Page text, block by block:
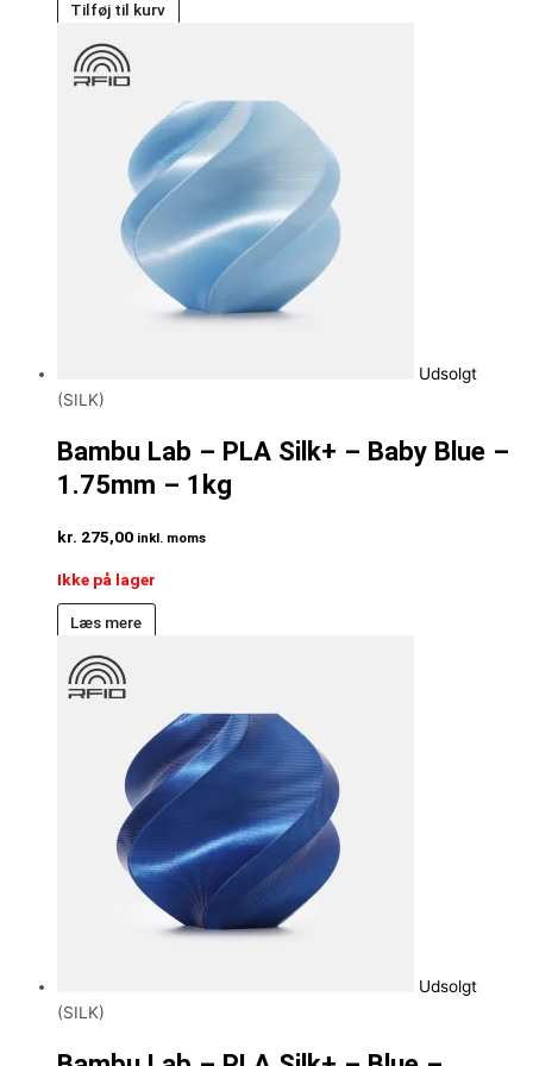
Tilføj til kurv
Udsolgt
(SILK)
Bambu Lab – PLA Silk+ – Baby Blue –
1.75mm – 1kg
kr. 275,00 inkl. moms
Ikke på lager
Læs mere
Udsolgt
(SILK)